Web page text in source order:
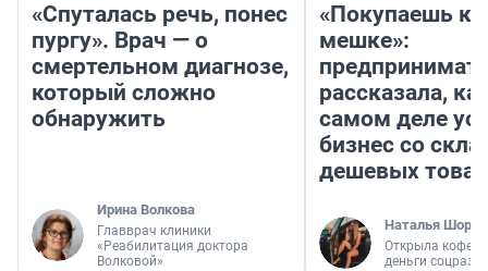
«Спуталась речь, понес
пургу». Врач — о
смертельном диагнозе,
который сложно
обнаружить
Ирина Волкова
Главврач клиники
«Реабилитация доктора
Волковой»
«Покупаешь
мешке»:
рассказала,
самом деле
бизнес со
дешевых
Наталья
Открыла
деньги